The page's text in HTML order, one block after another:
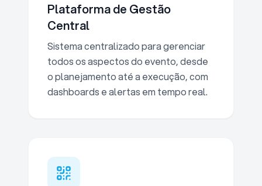
Plataforma de Gestão
Central
Sistema centralizado para gerenciar
todos os aspectos do evento, desde
o planejamento até a execução, com
dashboards e alertas em tempo real.